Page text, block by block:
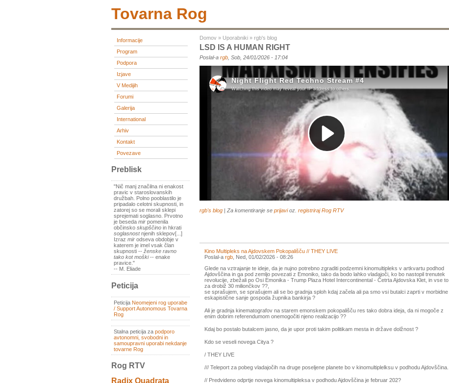
Tovarna Rog
Informacije
Program
Podpora
Izjave
V Medijih
Forumi
Galerija
International
Arhiv
Kontakt
Povezave
Preblisk
"Nič manj značilna ni enakost
pravic v staroslovanskih
družbah. Polno pooblastilo je
pripadalo celotni skupnosti, in
zatorej so se morali sklepi
sprejemati soglasno. Prvotno
je beseda mir pomenila
občinsko skupščino in hkrati
soglasnostnjenih sklepov[...]
Izraz mir odseva obdobje v
katerem je imel vsak član
skupnosti -- ženske ravno
tako kot moški-- enake
pravice."
-- M. Eliade
Peticija
Peticija Neomejeni rog uporabe
/ Support Autonomous Tovarna
Rog
Stalna peticija za podporo
avtonomni, svobodni in
samoupravni uporabi nekdanje
tovarne Rog
Rog RTV
Radix Quadrata
Domov » Uporabniki » rgb's blog
LSD IS A HUMAN RIGHT
Poslal-a rgb , Sob, 24/01/2026 - 17:04
rgb's blog | Za komentiranje se prijavioz. registriraj Rog RTV
Kino Multipleks na Ajdovskem Pokopališču // THEY LIVE
Poslal-a rgb , Ned, 01/02/2026 - 08:26
Glede na vztrajanje te ideje, da je nujno potrebno zgraditi podzemni kinomultipleks v artkvartu podhod
Ajdovščina in ga pod zemljo povezati z Emoniko, tako da bodo lahko vladajoči, ko bo nastopil trenutek
revolucije, zbežali po Osi Emonika - Trump Plaza Hotel Intercontinental - Četrta Ajdovska Klet, in vse to
za drobiž 30 miliončkov ??,
se sprašujem, se sprašujem ali se bo gradnja sploh kdaj začela ali pa smo vsi butalci zaprti v morbidne
eskapistične sanje gospoda župnika bankirja ?
Ali je gradnja kinematografov na starem emonskem pokopališču res tako dobra ideja, da ni mogoče z
enim dobrim referendumom onemogočiti njeno realizacijo ??
Kdaj bo postalo butalcem jasno, da je upor proti takim politikam mesta in države dolžnost ?
Kdo se veseli novega Citya ?
/ THEY LIVE
/// Teleport za pobeg vladajočih na druge poseljene planete bo v kinomultiplelksu v podhodu Ajdovščina.
// Predvideno odprtje novega kinomultipleksa v podhodu Ajdovščina je februar 202?